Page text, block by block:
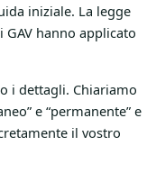
iniziale. La legge
hanno applicato
i dettagli. Chiariamo
e “permanente” e
il vostro